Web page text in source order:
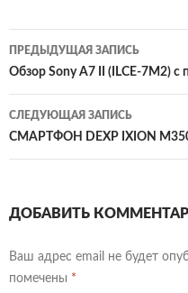
Навигация
по
записям
ПРЕДЫДУЩАЯ ЗАПИСЬ
Обзор Sony A7 II (ILCE-7M2)
СЛЕДУЮЩАЯ ЗАПИСЬ
СМАРТФОН DEXP IXION
ДОБАВИТЬ
Ваш адрес email не будет
помечены *